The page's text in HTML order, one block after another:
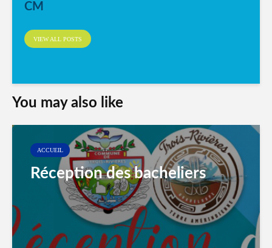
CM
VIEW ALL POSTS
You may also like
ACCUEIL
Réception des bacheliers